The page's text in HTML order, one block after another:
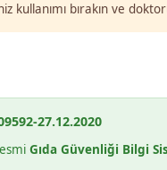
bırakın ve
27.12.2020
Gıda Güvenliği Bilgi